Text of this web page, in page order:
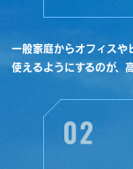
一般家庭からオフィスや
使えるようにするのが、